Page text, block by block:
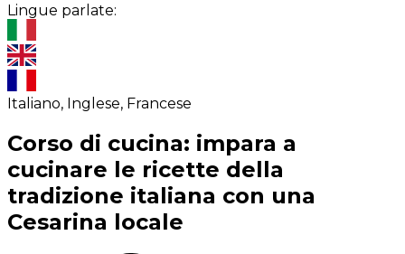
Lingue parlate:
Italiano, Inglese, Francese
Corso di cucina: impara a
cucinare le ricette della
tradizione italiana con una
Cesarina locale